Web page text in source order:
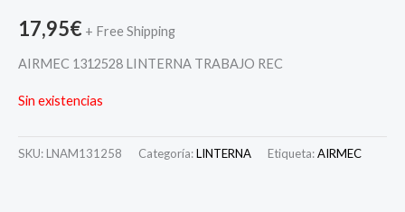
17,95€ + Free Shipping
AIRMEC 1312528 LINTERNA TRABAJO REC
Sin existencias
SKU: LNAM131258 Categoría:LINTERNA Etiqueta:AIRMEC